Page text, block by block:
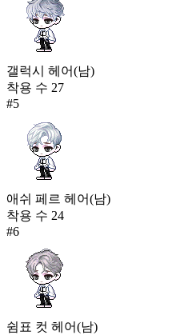
갤럭시 헤어(남)
착용 수 27
#5
애쉬 페르 헤어(남)
착용 수 24
#6
쉼표 컷 헤어(남)